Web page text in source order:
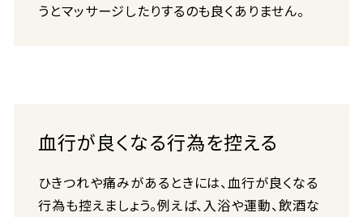
うとマッサージしたりするのも良くありません。
血行が良くなる行為を控える
ひきつれや痛みがあるときには、血行が良くなる
行為も控えましょう。例えば、入浴や運動、飲酒な